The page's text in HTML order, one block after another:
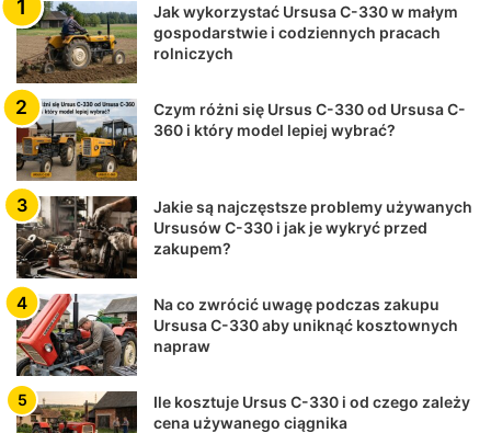
Jak wykorzystać Ursusa C-330 w małym
gospodarstwie i codziennych pracach
rolniczych
Czym różni się Ursus C-330 od Ursusa C-
360 i który model lepiej wybrać?
Jakie są najczęstsze problemy używanych
Ursusów C-330 i jak je wykryć przed
zakupem?
Na co zwrócić uwagę podczas zakupu
Ursusa C-330 aby uniknąć kosztownych
napraw
Ile kosztuje Ursus C-330 i od czego zależy
cena używanego ciągnika